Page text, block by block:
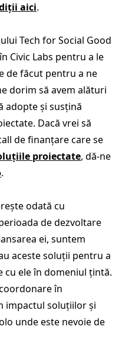
aici.
Tech for Social Good
Civic Labs pentru a le
de făcut pentru a ne
dorim să avem alături
adopte și susțină
Dacă vrei să
de finanțare care se
proiectate, dă-ne
.
odată cu
de dezvoltare
ei, suntem
aceste soluții pentru a
cu ele în domeniul țintă.
în
impactul soluțiilor și
unde este nevoie de